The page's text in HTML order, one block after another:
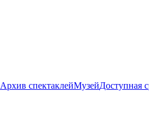
Архив спектаклейМузейДоступная